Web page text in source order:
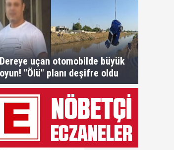
Dereye uçan otomobilde büyük
oyun! "Ölü" planı deşifre oldu